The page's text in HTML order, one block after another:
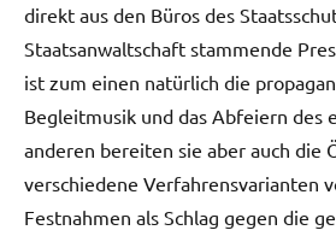
direkt aus den Büros des
Staatsanwaltschaft stammende
ist zum einen natürlich die
Begleitmusik und das Abfeiern des
anderen bereiten sie aber auch die
verschiedene Verfahrensvarianten
Festnahmen als Schlag gegen die